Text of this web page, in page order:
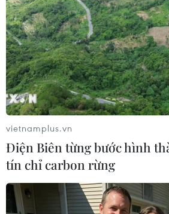
TIN LIÊN QUAN
vietnamplus.vn
Điện Biên từng bước hình
tín chỉ carbon rừng